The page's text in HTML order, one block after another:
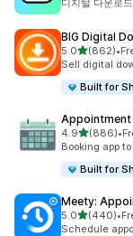
디지털 다운로
BIG Digital
5.0별 5개 중
(862)
총 리뷰 862개
•
Sell digital
Built for
4.9별 5개 중
(886)
총 리뷰 886개
•
Booking app
Built for
Meety:
5.0별 5개 중
(440)
총 리뷰 440개
•
Schedule